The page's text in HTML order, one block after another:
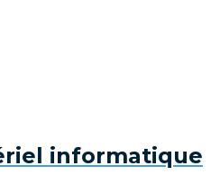
informatique